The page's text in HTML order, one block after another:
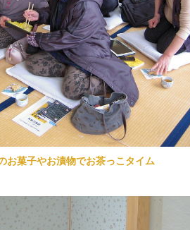
お菓子やお漬物でお茶っこタイム